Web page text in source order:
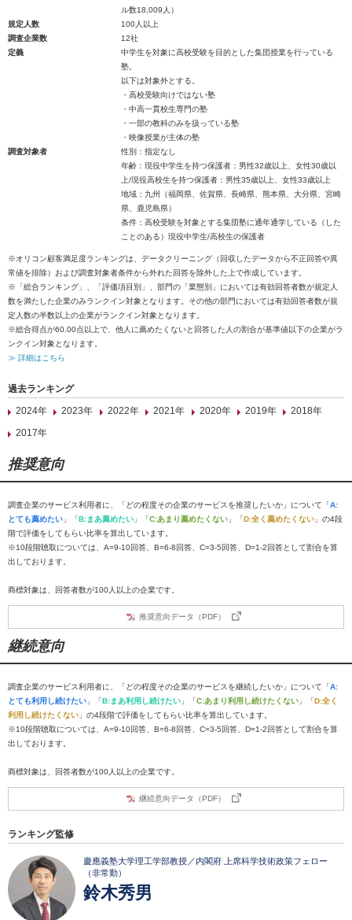
ル数18,009人）
規定人数
100人以上
調査企業数
12社
定義
中学生を対象に高校受験を目的とした集団授業を行っている
塾。
以下は対象外とする。
・高校受験向けではない塾
・中高一貫校生専門の塾
・一部の教科のみを扱っている塾
・映像授業が主体の塾
調査対象者
性別：指定なし
年齢：現役中学生を持つ保護者：男性32歳以上、女性30歳以
上/現役高校生を持つ保護者：男性35歳以上、女性33歳以上
地域：九州（福岡県、佐賀県、長崎県、熊本県、大分県、宮崎
県、鹿児島県）
条件：高校受験を対象とする集団塾に通年通学している（した
ことのある）現役中学生/高校生の保護者
※オリコン顧客満足度ランキングは、データクリーニング（回収したデータから不正回答や異
常値を排除）および調査対象者条件から外れた回答を除外した上で作成しています。
※「総合ランキング」、「評価項目別」、部門の「業態別」においては有効回答者数が規定人
数を満たした企業のみランクイン対象となります。その他の部門においては有効回答者数が規
定人数の半数以上の企業がランクイン対象となります。
※総合得点が60.00点以上で、他人に薦めたくないと回答した人の割合が基準値以下の企業がラ
ンクイン対象となります。
≫ 詳細はこちら
過去ランキング
2024年
2023年 2022年 2021年 2020年 2019年
2018年
2017年
推奨意向
調査企業のサービス利用者に、「どの程度その企業のサービスを推奨したいか」について「A:
とても薦めたい 」「B:まあ薦めたい 」「C:あまり薦めたくない 」「D:全く薦めたくない 」の4段
階で評価をしてもらい比率を算出しています。
※10段階聴取については、A=9-10回答、B=6-8回答、C=3-5回答、D=1-2回答として割合を算
出しております。
商標対象は、回答者数が100人以上の企業です。
推奨意向データ（PDF）
継続意向
調査企業のサービス利用者に、「どの程度その企業のサービスを継続したいか」について「A:
とても利用し続けたい 」「B:まあ利用し続けたい 」「C:あまり利用し続けたくない 」「D:全く
利用し続けたくない 」の4段階で評価をしてもらい比率を算出しています。
※10段階聴取については、A=9-10回答、B=6-8回答、C=3-5回答、D=1-2回答として割合を算
出しております。
商標対象は、回答者数が100人以上の企業です。
継続意向データ（PDF）
ランキング監修
慶應義塾大学理工学部教授／内閣府 上席科学技術政策フェロー
（非常勤）
鈴木秀男